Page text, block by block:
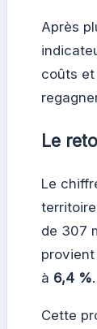
Après
coûts
Le
Le
de 307
à 6,4 %.
Cette